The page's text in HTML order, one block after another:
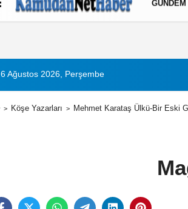
Künye İletişim Çerez Politikası
GÜNDEM
6 Ağustos 2026, Perşembe
Köşe Yazarları Mehmet Karataş Ülkü-Bir Eski